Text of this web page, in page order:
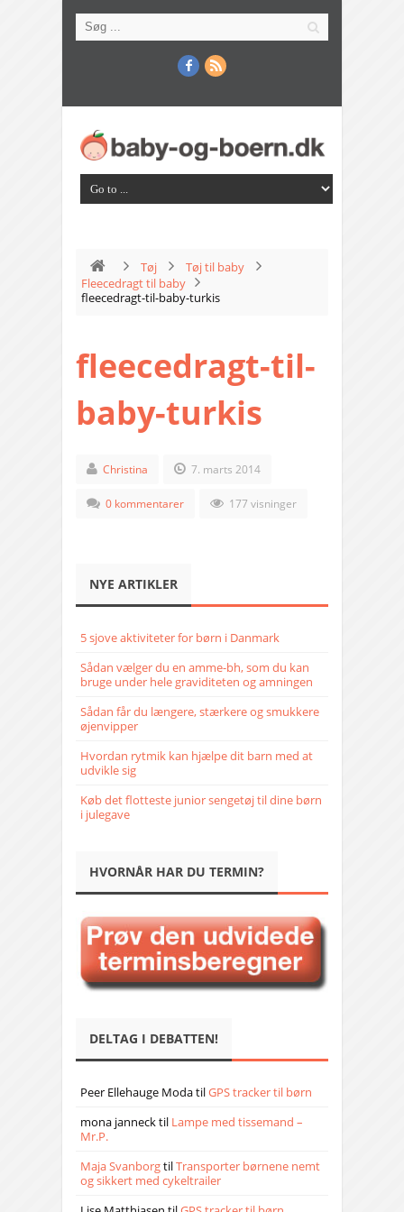
Tøj
Tøj til baby
Fleecedragt til baby
fleecedragt-til-baby-turkis
fleecedragt-til-
baby-turkis
Christina 7. marts 2014
0 kommentarer 177 visninger
NYE ARTIKLER
5 sjove aktiviteter for børn i Danmark
Sådan vælger du en amme-bh, som du kan
bruge under hele graviditeten og amningen
Sådan får du længere, stærkere og smukkere
øjenvipper
Hvordan rytmik kan hjælpe dit barn med at
udvikle sig
Køb det flotteste junior sengetøj til dine børn
i julegave
HVORNÅR HAR DU TERMIN?
DELTAG I DEBATTEN!
Peer Ellehauge ModatilGPS tracker til børn
mona jannecktil Lampe med tissemand –
Mr.P.
Maja SvanborgtilTransporter børnene nemt
og sikkert med cykeltrailer